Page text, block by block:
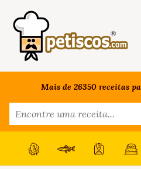
Mais de 26350 receitas